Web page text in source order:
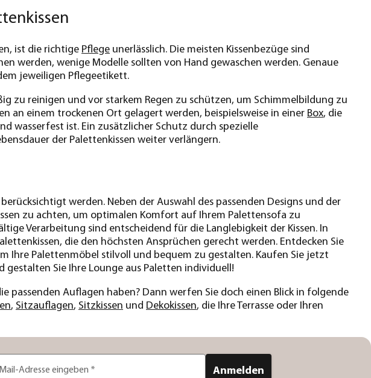
ist die richtige Pflege unerlässlich. Die meisten Kissenbezüge sind
werden, wenige Modelle sollten von Hand gewaschen werden. Genaue
jeweiligen Pflegeetikett.
zu reinigen und vor starkem Regen zu schützen, um Schimmelbildung zu
an einem trockenen Ort gelagert werden, beispielsweise in einer Box, die
wasserfest ist. Ein zusätzlicher Schutz durch spezielle
der Palettenkissen weiter verlängern.
werden. Neben der Auswahl des passenden Designs und der
zu achten, um optimalen Komfort auf Ihrem Palettensofa zu
Verarbeitung sind entscheidend für die Langlebigkeit der Kissen. In
die den höchsten Ansprüchen gerecht werden. Entdecken Sie
Ihre Palettenmöbel stilvoll und bequem zu gestalten. Kaufen Sie jetzt
gestalten Sie Ihre Lounge aus Paletten individuell!
passenden Auflagen haben? Dann werfen Sie doch einen Blick in folgende
, Sitzauflagen, Sitzkissen und Dekokissen, die Ihre Terrasse oder Ihren
Adresse eingeben * Anmelden